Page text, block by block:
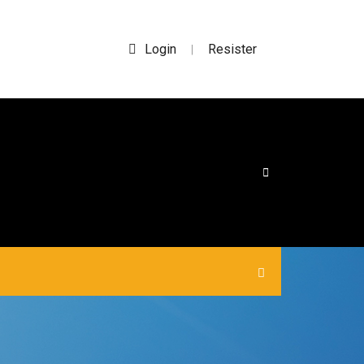
Login | Resister